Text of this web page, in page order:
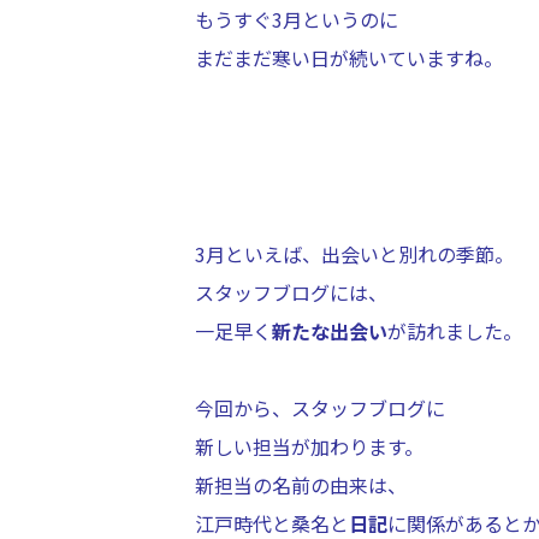
もうすぐ3月というのに
まだまだ寒い日が続いていますね。
3月といえば、出会いと別れの季節。
スタッフブログには、
一足早く新たな出会いが訪れました。
今回から、スタッフブログに
新しい担当が加わります。
新担当の名前の由来は、
江戸時代と桑名と 日記に関係があると